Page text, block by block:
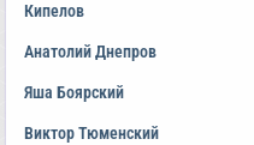
Кипелов
Анатолий Днепров
Яша Боярский
Виктор Тюменский